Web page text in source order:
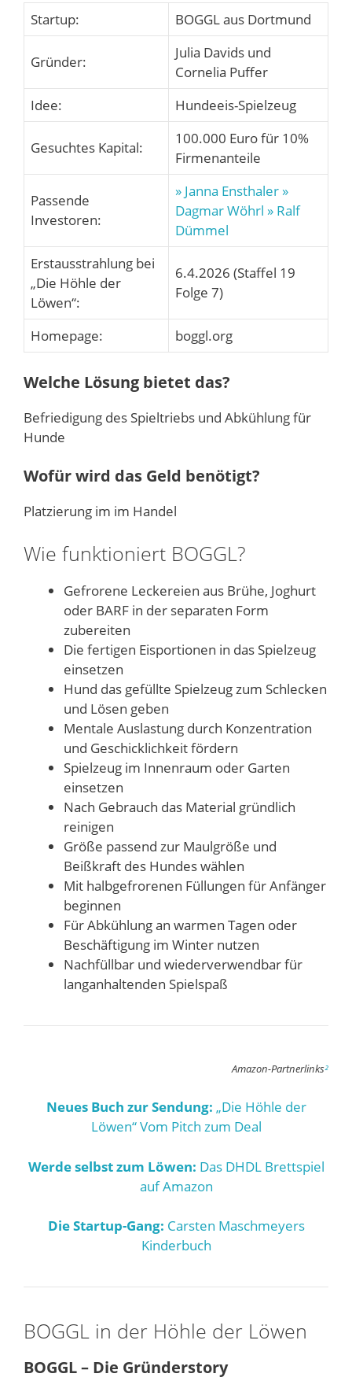
Startup: BOGGL aus Dortmund
Gründer:
Julia Davids und
Cornelia Puffer
Idee:
Hundeeis-Spielzeug
Gesuchtes Kapital:
100.000 Euro für 10%
Firmenanteile
Passende
Investoren:
» Janna Ensthaler »
Dagmar Wöhrl » Ralf
Dümmel
Erstausstrahlung bei
„Die Höhle der
Löwen“:
6.4.2026 (Staffel 19
Folge 7)
Homepage: boggl.org
Welche Lösung bietet das?
Befriedigung des Spieltriebs und Abkühlung für
Hunde
Wofür wird das Geld benötigt?
Platzierung im im Handel
Wie funktioniert BOGGL?
Gefrorene Leckereien aus Brühe, Joghurt
oder BARF in der separaten Form
zubereiten
Die fertigen Eisportionen in das Spielzeug
einsetzen
Hund das gefüllte Spielzeug zum Schlecken
und Lösen geben
Mentale Auslastung durch Konzentration
und Geschicklichkeit fördern
Spielzeug im Innenraum oder Garten
einsetzen
Nach Gebrauch das Material gründlich
reinigen
Größe passend zur Maulgröße und
Beißkraft des Hundes wählen
Mit halbgefrorenen Füllungen für Anfänger
beginnen
Für Abkühlung an warmen Tagen oder
Beschäftigung im Winter nutzen
Nachfüllbar und wiederverwendbar für
langanhaltenden Spielspaß
Amazon-Partnerlinks²
Neues Buch zur Sendung: „Die Höhle der
Löwen“ Vom Pitch zum Deal
Werde selbst zum Löwen: Das DHDL Brettspiel
auf Amazon
Die Startup-Gang: Carsten Maschmeyers
Kinderbuch
BOGGL in der Höhle der Löwen
BOGGL – Die Gründerstory